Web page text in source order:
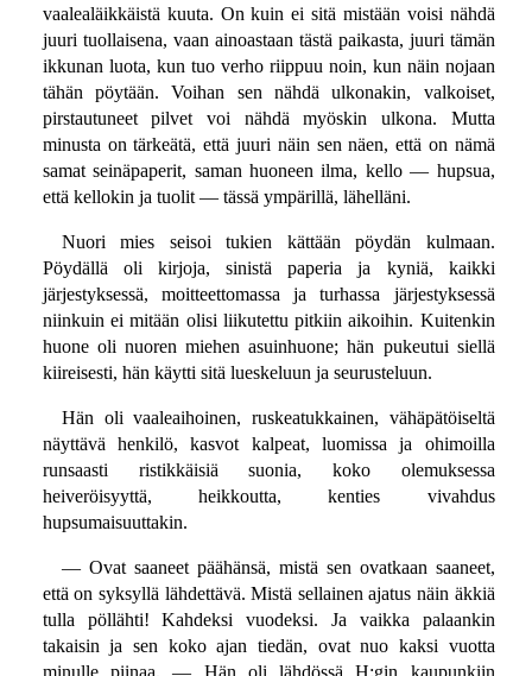
vaalealäikkäistä kuuta. On kuin ei sitä mistään voisi nähdä
juuri tuollaisena, vaan ainoastaan tästä paikasta, juuri tämän
ikkunan luota, kun tuo verho riippuu noin, kun näin nojaan
tähän pöytään. Voihan sen nähdä ulkonakin, valkoiset,
pirstautuneet pilvet voi nähdä myöskin ulkona. Mutta
minusta on tärkeätä, että juuri näin sen näen, että on nämä
samat seinäpaperit, saman huoneen ilma, kello — hupsua,
että kellokin ja tuolit — tässä ympärillä, lähelläni.
Nuori mies seisoi tukien kättään pöydän kulmaan.
Pöydällä oli kirjoja, sinistä paperia ja kyniä, kaikki
järjestyksessä, moitteettomassa ja turhassa järjestyksessä
niinkuin ei mitään olisi liikutettu pitkiin aikoihin. Kuitenkin
huone oli nuoren miehen asuinhuone; hän pukeutui siellä
kiireisesti, hän käytti sitä lueskeluun ja seurusteluun.
Hän oli vaaleaihoinen, ruskeatukkainen, vähäpätöiseltä
näyttävä henkilö, kasvot kalpeat, luomissa ja ohimoilla
runsaasti ristikkäisiä suonia, koko olemuksessa
heiveröisyyttä, heikkoutta, kenties vivahdus
hupsumaisuuttakin.
— Ovat saaneet päähänsä, mistä sen ovatkaan saaneet,
että on syksyllä lähdettävä. Mistä sellainen ajatus näin äkkiä
tulla pöllähti! Kahdeksi vuodeksi. Ja vaikka palaankin
takaisin ja sen koko ajan tiedän, ovat nuo kaksi vuotta